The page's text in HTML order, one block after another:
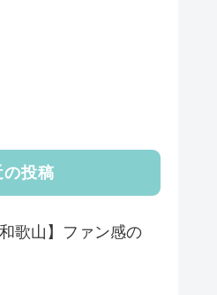
の投稿
歌山】ファン感の